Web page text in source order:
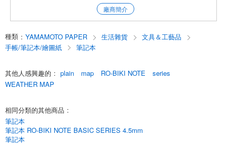
廠商簡介
種類 : YAMAMOTO PAPER 生活雜貨
文具＆工藝品
手帳/筆記本/繪圖紙
筆記本
其他人感興趣的 : plain map RO-BIKI NOTE
series
WEATHER MAP
相同分類的其他商品 :
筆記本
筆記本 RO-BIKI NOTE BASIC SERIES 4.5mm
筆記本